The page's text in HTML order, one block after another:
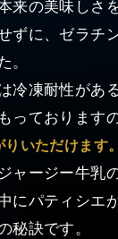
来の美味しさ
ずに、ゼラチ
。
冷凍耐性があ
っております
いただけます。
ャージー牛乳
にパティシエ
秘訣です。